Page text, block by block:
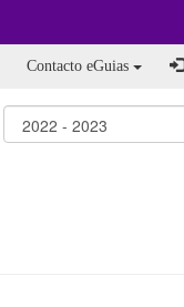
Contacto eGuias